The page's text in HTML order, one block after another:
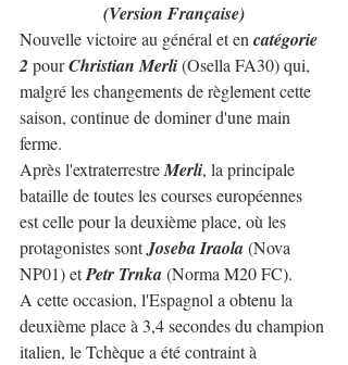
(Version Française)
Nouvelle victoire au général et en catégorie
2 pour Christian Merli (Osella FA30) qui,
malgré les changements de règlement cette
saison, continue de dominer d'une main
ferme.
Après l'extraterrestre Merli, la principale
bataille de toutes les courses européennes
est celle pour la deuxième place, où les
protagonistes sont Joseba Iraola (Nova
NP01) et Petr Trnka (Norma M20 FC).
A cette occasion, l'Espagnol a obtenu la
deuxième place à 3,4 secondes du champion
italien, le Tchèque a été contraint à